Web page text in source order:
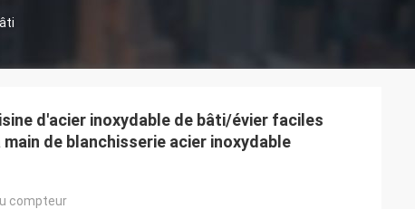
d'acier inoxydable de bâti/évier faciles
de blanchisserie acier inoxydable
compteur